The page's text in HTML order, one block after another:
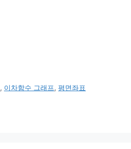
, 이차함수 그래프,평면좌표